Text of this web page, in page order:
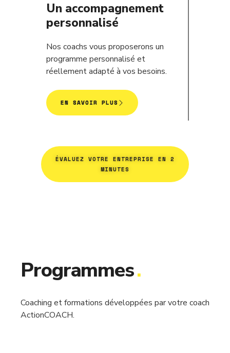
Un accompagnement
personnalisé
Nos coachs vous proposerons un
programme personnalisé et
réellement adapté à vos besoins.
EN SAVOIR PLUS
ÉVALUEZ VOTRE ENTREPRISE EN 2
MINUTES
Programmes.
Coaching et formations développées par votre coach
ActionCOACH.